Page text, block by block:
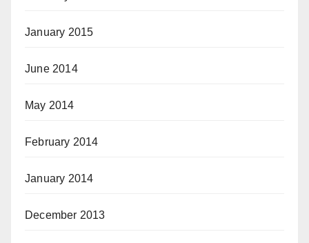
January 2015
June 2014
May 2014
February 2014
January 2014
December 2013